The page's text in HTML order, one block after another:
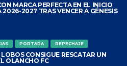
MARCA PERFECTA EN EL INICIO
2026-2027 TRAS VENCER A GÉNESIS
PORTADA REPECHAJE
CONSIGUE RESCATAR UN
OLANCHO FC